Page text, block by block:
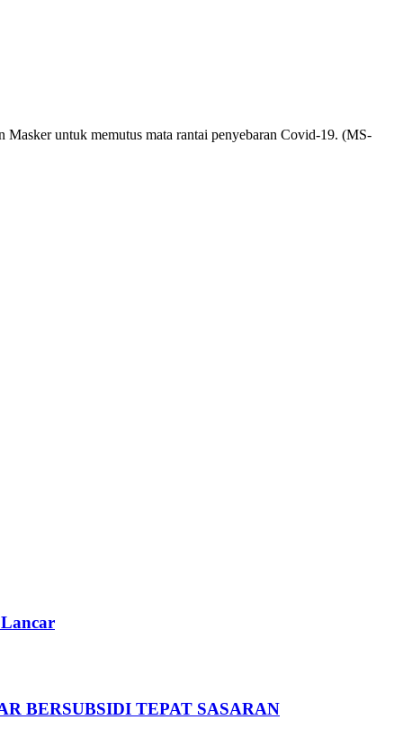
Masker untuk memutus mata rantai penyebaran Covid-19. (MS-
BERSUBSIDI TEPAT SASARAN